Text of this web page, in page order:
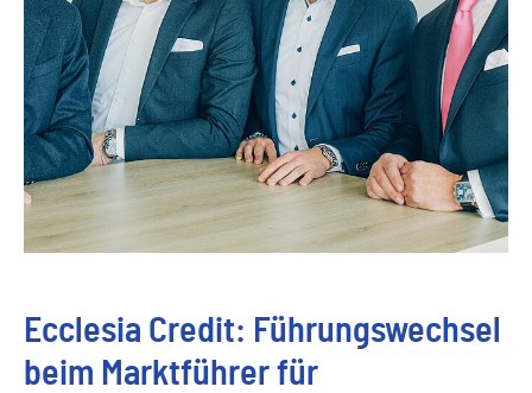
Ecclesia Credit: Führungswechsel
beim Marktführer für